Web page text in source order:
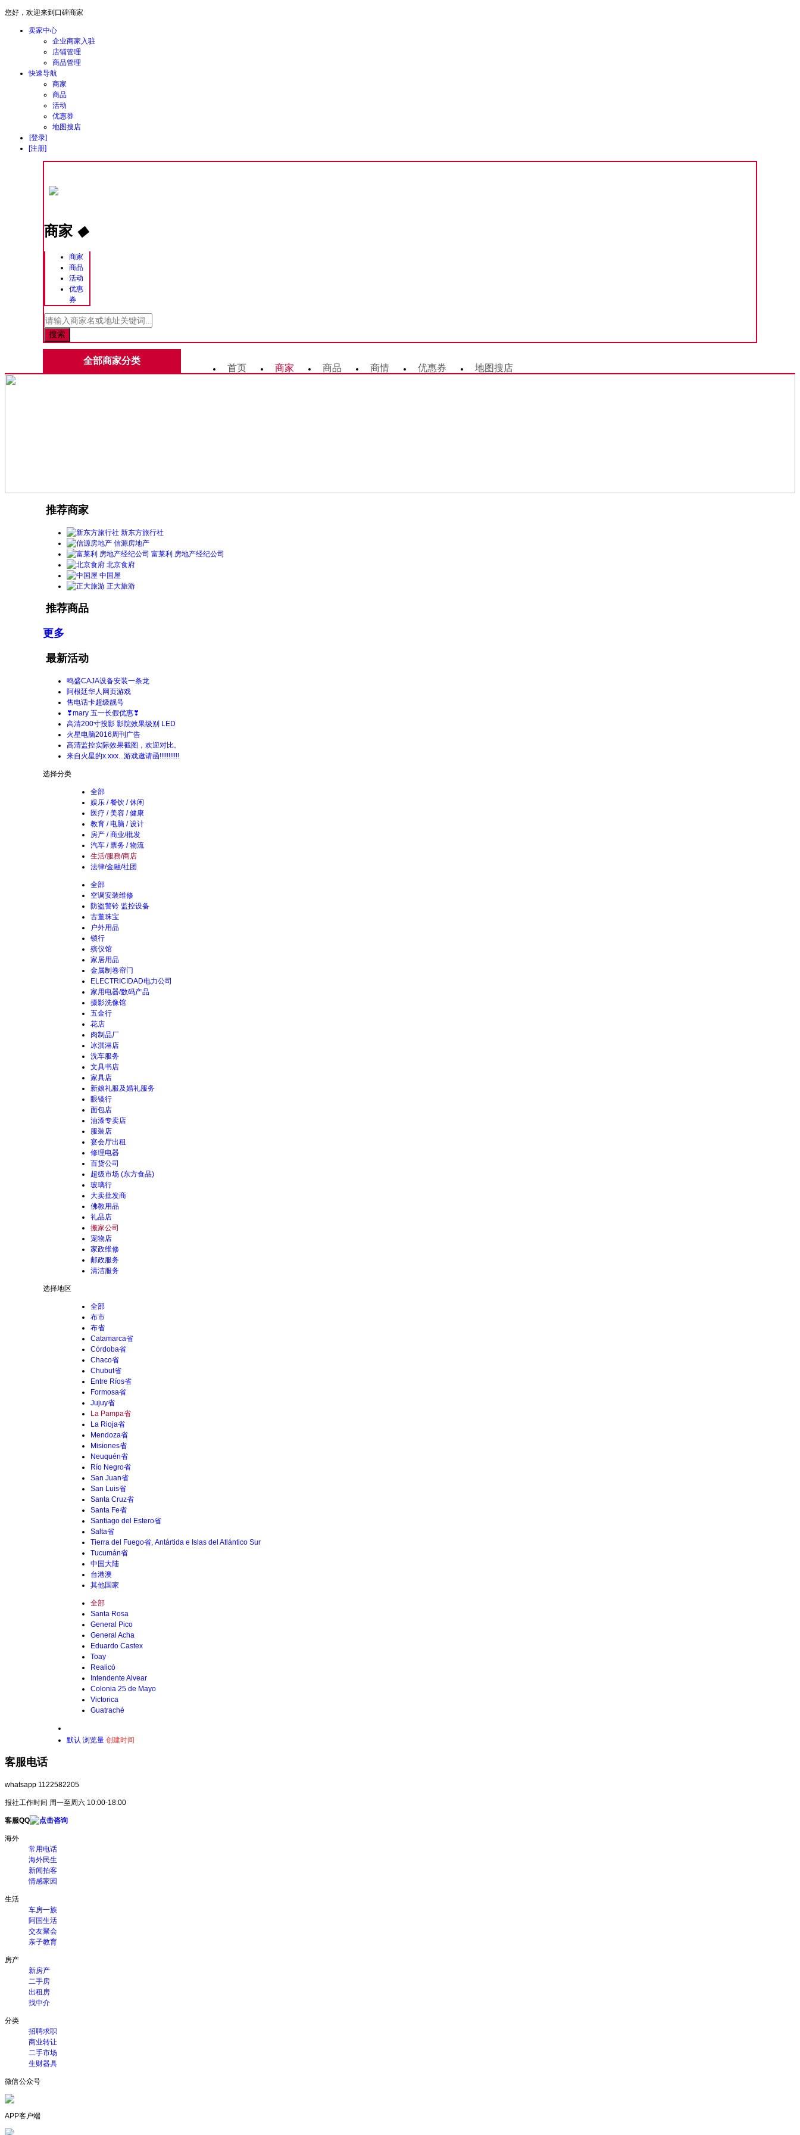
您好，欢迎来到口碑商家
卖家中心
企业商家入驻
店铺管理
商品管理
快速导航
商家
商品
活动
优惠券
地图搜店
[登录]
[注册]
商家 ◆
商家
商品
活动
优惠
券
全部商家分类
首页 商家 商品 商情 优惠券 地图搜店
推荐商家
新东方旅行社
信源房地产
富莱利 房地产经纪公司
北京食府
中国屋
正大旅游
推荐商品
更多
最新活动
鸣盛CAJA设备安装一条龙
阿根廷华人网页游戏
售电话卡超级靓号
❣mary 五一长假优惠❣
高清200寸投影 影院效果级别 LED
火星电脑2016周刊广告
高清监控实际效果截图，欢迎对比。
来自火星的x.xxx...游戏邀请函!!!!!!!!!!!
选择分类
全部
娱乐 / 餐饮 / 休闲
医疗 / 美容 / 健康
教育 / 电脑 / 设计
房产 / 商业/批发
汽车 / 票务 / 物流
生活/服務/商店
法律/金融/社团
全部
空调安装维修
防盗警铃 监控设备
古董珠宝
户外用品
锁行
殡仪馆
家居用品
金属制卷帘门
ELECTRICIDAD电力公司
家用电器/数码产品
摄影洗像馆
五金行
花店
肉制品厂
冰淇淋店
洗车服务
文具书店
家具店
新娘礼服及婚礼服务
眼镜行
面包店
油漆专卖店
服装店
宴会厅出租
修理电器
百货公司
超级市场 (东方食品)
玻璃行
大卖批发商
佛教用品
礼品店
搬家公司
宠物店
家政维修
邮政服务
清洁服务
选择地区
全部
布市
布省
Catamarca省
Córdoba省
Chaco省
Chubut省
Entre Ríos省
Formosa省
Jujuy省
La Pampa省
La Rioja省
Mendoza省
Misiones省
Neuquén省
Río Negro省
San Juan省
San Luis省
Santa Cruz省
Santa Fe省
Santiago del Estero省
Salta省
Tierra del Fuego省, Antártida e Islas del Atlántico Sur
Tucumán省
中国大陆
台港澳
其他国家
全部
Santa Rosa
General Pico
General Acha
Eduardo Castex
Toay
Realicó
Intendente Alvear
Colonia 25 de Mayo
Victorica
Guatraché
默认 浏览量 创建时间
客服电话
whatsapp 1122582205
报社工作时间 周一至周六 10:00-18:00
客服QQ
海外
常用电话
海外民生
新闻拍客
情感家园
生活
车房一族
阿国生活
交友聚会
亲子教育
房产
新房产
二手房
出租房
找中介
分类
招聘求职
商业转让
二手市场
生财器具
微信公众号
APP客户端